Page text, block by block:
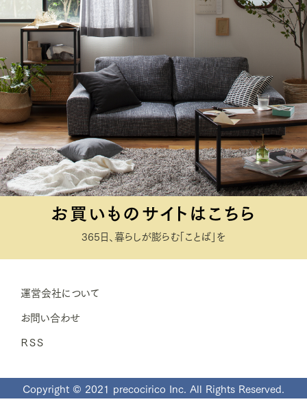
お買いものサイトはこちら
365日、暮らしが膨らむ「ことば」を
運営会社について
お問い合わせ
ＲＳＳ
Copyright © 2021 precocirico Inc. All Rights Reserved.